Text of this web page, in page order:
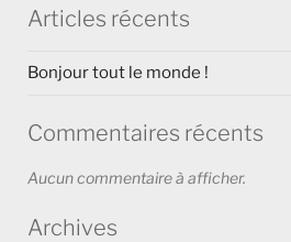
Articles récents
Bonjour tout le monde !
Commentaires récents
Aucun commentaire à afficher.
Archives